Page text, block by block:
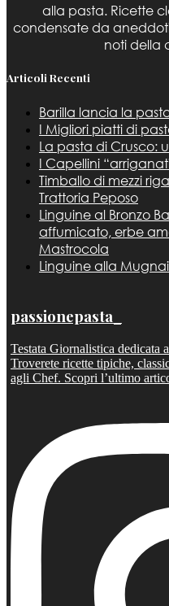
alla pasta. Ricette
condensate da
noti della
Articoli Recenti
Barilla lancia la
I Migliori piatti di
La pasta di Crusco:
I Capellini
Timballo di mezzi
Trattoria Peposo
Linguine al Bronzo
affumicato, erbe
Mastrocola
Linguine alla
passionepasta_
Testata Giornalistica dedicata
Troverete ricette tipiche,
agli Chef. Scopri l’ultimo